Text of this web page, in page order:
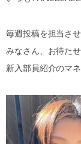
毎週投稿を担当さ
みなさん、お待たせ
新入部員紹介のマ